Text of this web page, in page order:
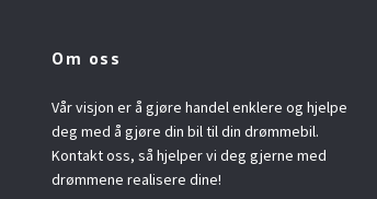
Om oss
Vår visjon er å gjøre handel enklere og hjelpe
deg med å gjøre din bil til din drømmebil.
Kontakt oss, så hjelper vi deg gjerne med
drømmene realisere dine!